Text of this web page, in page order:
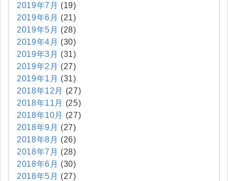
2019年7月 (19)
2019年6月 (21)
2019年5月 (28)
2019年4月 (30)
2019年3月 (31)
2019年2月 (27)
2019年1月 (31)
2018年12月
(27)
2018年11月
(25)
2018年10月
(27)
2018年9月 (27)
2018年8月 (26)
2018年7月 (28)
2018年6月 (30)
2018年5月 (27)